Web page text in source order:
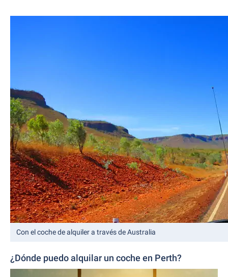
Con el coche de alquiler a través de Australia
¿Dónde puedo alquilar un coche en Perth?